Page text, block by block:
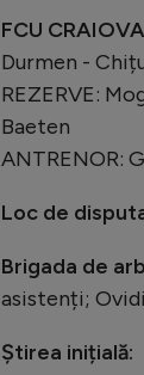
FCU
Durmen -
REZERVE:
Baeten
ANTRENOR:
Loc de
Brigada de
asistenți;
Știrea inițială: